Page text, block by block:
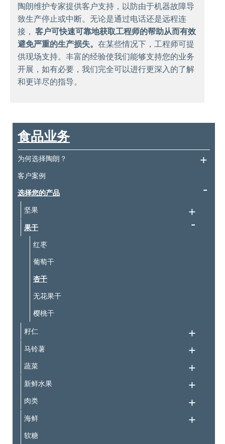
陶朗维护专家提供客户支持，以防由于机器故障导
致生产停止或中断。无论是通过电话还是远程连
接， 客户可快速可靠地获取工程师的帮助从而有效
避免严重的生产损失。 在某些情况下，工程师可提
供现场支持。丰富的经验使我们能够支持您的业务
开展，如有必要，我们完全可以进行更深入的了解
和更详尽的指导。
食品业务
为何选择陶朗？
客户案例
选择您的产品
坚果
果干
红枣
葡萄干
杏干
无花果干
樱桃干
籽仁
马铃薯
蔬菜
新鲜水果
肉类
海鲜
软糖